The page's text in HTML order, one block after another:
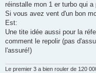
a
g
n
o
l
u
réinstalle mon 1 er turbo qui a
Si vous avez vent d'un bon
Est:
Une tite idée aussi pour la
comment le repolir (pas
l'assuré!)
Le premier 3 a bien rouler de 120